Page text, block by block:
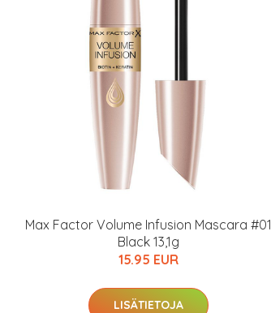
Max Factor Volume Infusion Mascara #01
Black 13,1g
15.95 EUR
LISÄTIETOJA
nyt vain 200 €